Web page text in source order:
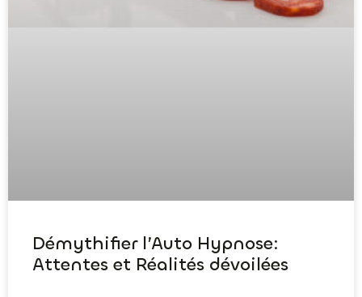
Démythifier l’Auto Hypnose:
Attentes et Réalités dévoilées